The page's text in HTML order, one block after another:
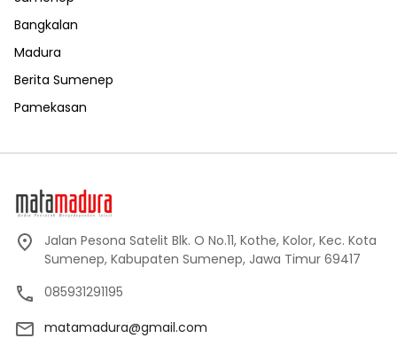
Bangkalan
Madura
Berita Sumenep
Pamekasan
Jalan Pesona Satelit Blk. O No.11, Kothe, Kolor, Kec. Kota
Sumenep, Kabupaten Sumenep, Jawa Timur 69417
085931291195
matamadura@gmail.com